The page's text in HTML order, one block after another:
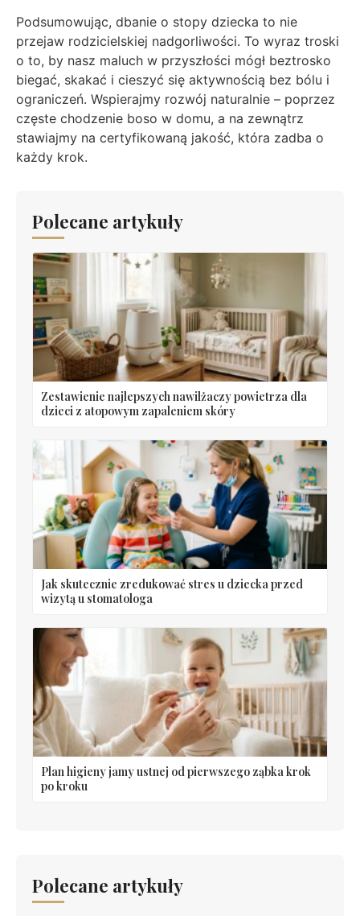
Podsumowując, dbanie o stopy dziecka to nie
przejaw rodzicielskiej nadgorliwości. To wyraz troski
o to, by nasz maluch w przyszłości mógł beztrosko
biegać, skakać i cieszyć się aktywnością bez bólu i
ograniczeń. Wspierajmy rozwój naturalnie – poprzez
częste chodzenie boso w domu, a na zewnątrz
stawiajmy na certyfikowaną jakość, która zadba o
każdy krok.
Polecane artykuły
Zestawienie najlepszych nawilżaczy powietrza dla
dzieci z atopowym zapaleniem skóry
Jak skutecznie zredukować stres u dziecka przed
wizytą u stomatologa
Plan higieny jamy ustnej od pierwszego ząbka krok
po kroku
Polecane artykuły